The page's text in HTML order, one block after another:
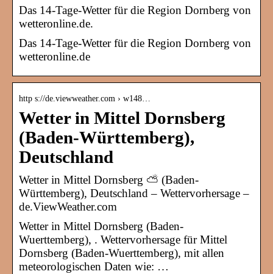
Das 14-Tage-Wetter für die Region Dornberg von
wetteronline.de.
Das 14-Tage-Wetter für die Region Dornberg von
wetteronline.de
http s://de.viewweather.com › w148…
Wetter in Mittel Dornsberg
(Baden-Württemberg),
Deutschland
Wetter in Mittel Dornsberg ⛅ (Baden-
Württemberg), Deutschland – Wettervorhersage –
de.ViewWeather.com
Wetter in Mittel Dornsberg (Baden-
Wuerttemberg), . Wettervorhersage für Mittel
Dornsberg (Baden-Wuerttemberg), mit allen
meteorologischen Daten wie: …